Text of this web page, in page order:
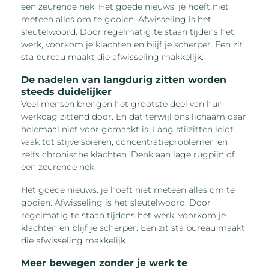
een zeurende nek. Het goede nieuws: je hoeft niet
meteen alles om te gooien. Afwisseling is het
sleutelwoord. Door regelmatig te staan tijdens het
werk, voorkom je klachten en blijf je scherper. Een zit
sta bureau maakt die afwisseling makkelijk.
De nadelen van langdurig zitten worden
steeds duidelijker
Veel mensen brengen het grootste deel van hun
werkdag zittend door. En dat terwijl ons lichaam daar
helemaal niet voor gemaakt is. Lang stilzitten leidt
vaak tot stijve spieren, concentratieproblemen en
zelfs chronische klachten. Denk aan lage rugpijn of
een zeurende nek.
Het goede nieuws: je hoeft niet meteen alles om te
gooien. Afwisseling is het sleutelwoord. Door
regelmatig te staan tijdens het werk, voorkom je
klachten en blijf je scherper. Een zit sta bureau maakt
die afwisseling makkelijk.
Meer bewegen zonder je werk te